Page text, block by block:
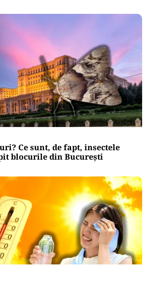
Ce sunt, de fapt, insectele
blocurile din București